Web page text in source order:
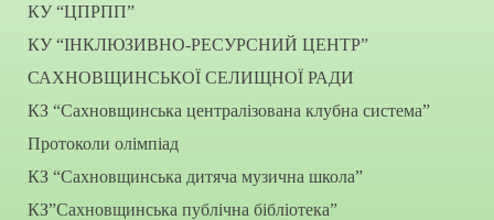
КУ “ЦПРПП”
КУ “ІНКЛЮЗИВНО-РЕСУРСНИЙ ЦЕНТР”
САХНОВЩИНСЬКОЇ СЕЛИЩНОЇ РАДИ
КЗ “Сахновщинська централізована клубна система”
Протоколи олімпіад
КЗ “Сахновщинська дитяча музична школа”
КЗ”Сахновщинська публічна бібліотека”